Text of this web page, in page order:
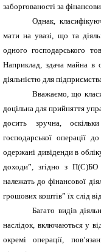
заборгованості за
Однак,
мати на увазі, що та
одного господарського
Наприклад, здача майна в
діяльністю для
Вважаємо, що
доцільна для прийняття
досить зручна,
господарської операції
одержані дивіденди в
доходи”, згідно з П(С)БО
належать до фінансової
грошових коштів” їх слід
Багато видів
наслідок, включаються у
окремі операції,